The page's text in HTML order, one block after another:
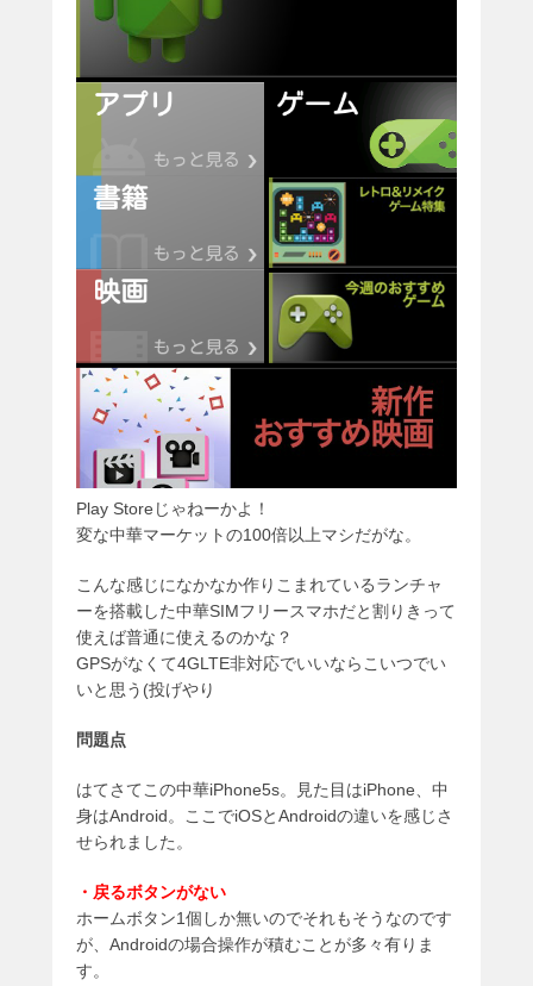
Play Storeじゃねーかよ！
変な中華マーケットの100倍以上マシだがな。
こんな感じになかなか作りこまれているランチャ
ーを搭載した中華SIMフリースマホだと割りきって
使えば普通に使えるのかな？
GPSがなくて4GLTE非対応でいいならこいつでい
いと思う(投げやり
問題点
はてさてこの中華iPhone5s。見た目はiPhone、中
身はAndroid。ここでiOSとAndroidの違いを感じさ
せられました。
・戻るボタンがない
ホームボタン1個しか無いのでそれもそうなのです
が、Androidの場合操作が積むことが多々有りま
す。